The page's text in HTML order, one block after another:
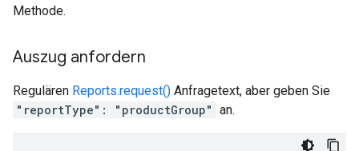
Methode.
Auszug anfordern
Regulären Reports.request() Anfragetext, aber geben Sie
"reportType": "productGroup" an.